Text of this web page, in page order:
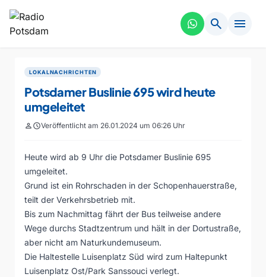
search menu
LOKALNACHRICHTEN
Potsdamer Buslinie 695 wird heute
umgeleitet
personscheduleVeröffentlicht am 26.01.2024 um 06:26 Uhr
Heute wird ab 9 Uhr die Potsdamer Buslinie 695
umgeleitet.
Grund ist ein Rohrschaden in der Schopenhauerstraße,
teilt der Verkehrsbetrieb mit.
Bis zum Nachmittag fährt der Bus teilweise andere
Wege durchs Stadtzentrum und hält in der Dortustraße,
aber nicht am Naturkundemuseum.
Die Haltestelle Luisenplatz Süd wird zum Haltepunkt
Luisenplatz Ost/Park Sanssouci verlegt.